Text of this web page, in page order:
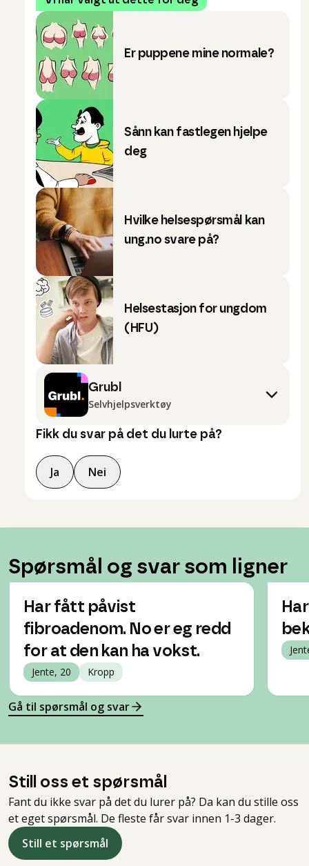
Er puppene mine normale?
Sånn kan fastlegen hjelpe
deg
Hvilke helsespørsmål kan
ung.no svare på?
Helsestasjon for ungdom
(HFU)
Grubl
Selvhjelpsverktøy
Fikk du svar på det du lurte på?
Ja Nei
Spørsmål og svar som ligner
Har fått påvist
fibroadenom. No er eg redd
for at den kan ha vokst.
Jente, 20 Kropp
Gå til spørsmål og svar
Still oss et spørsmål
Fant du ikke svar på det du lurer på? Da kan du stille oss
et eget spørsmål. De fleste får svar innen 1-3 dager.
Still et spørsmål